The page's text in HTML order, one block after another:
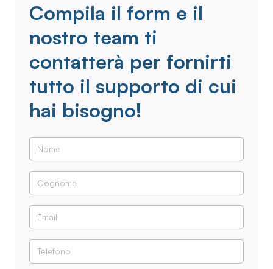
Compila il form e il
nostro team ti
contatterà per fornirti
tutto il supporto di cui
hai bisogno!